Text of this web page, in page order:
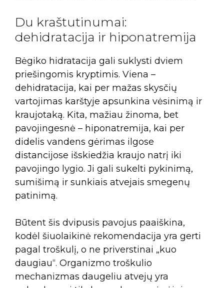
Du kraštutinumai:
dehidratacija ir hiponatremija
Bėgiko hidratacija gali suklysti dviem
priešingomis kryptimis. Viena –
dehidratacija, kai per mažas skysčių
vartojimas karštyje apsunkina vėsinimą ir
kraujotaką. Kita, mažiau žinoma, bet
pavojingesnė – hiponatremija, kai per
didelis vandens gėrimas ilgose
distancijose išskiedžia kraujo natrį iki
pavojingo lygio. Ji gali sukelti pykinimą,
sumišimą ir sunkiais atvejais smegenų
patinimą.
Būtent šis dvipusis pavojus paaiškina,
kodėl šiuolaikinė rekomendacija yra gerti
pagal troškulį, o ne priverstinai „kuo
daugiau“. Organizmo troškulio
mechanizmas daugeliu atvejų yra